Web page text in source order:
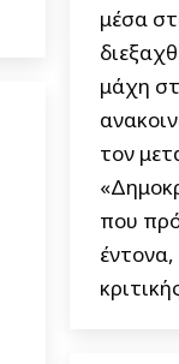
μέσα
μάχη
τον
που